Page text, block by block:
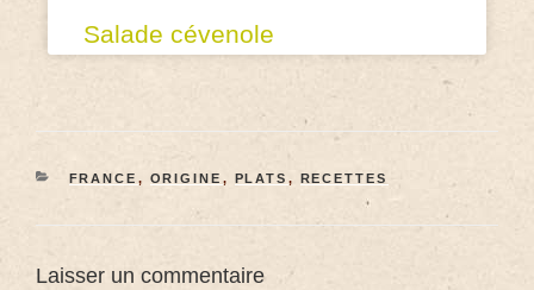
Salade cévenole
FRANCE , ORIGINE , PLATS , RECETTES
Laisser un commentaire